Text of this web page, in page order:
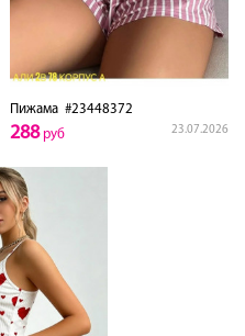
Пижама #23448372
23.07.2026
288руб